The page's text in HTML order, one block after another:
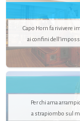
Capo Horn fa rivivere
ai confini
Per chi ama
a strapiombo sul